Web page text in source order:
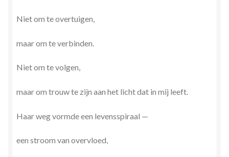
Niet om te overtuigen,
maar om te verbinden.
Niet om te volgen,
maar om trouw te zijn aan het licht dat in mij leeft.
Haar weg vormde een levensspiraal —
een stroom van overvloed,